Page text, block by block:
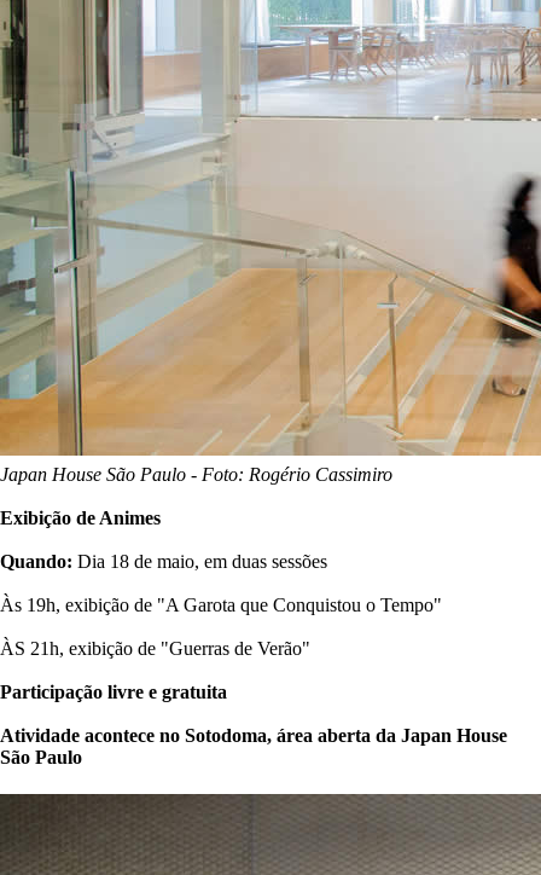
Japan House São Paulo - Foto: Rogério Cassimiro
Exibição de Animes
Quando: Dia 18 de maio, em duas sessões
Às 19h, exibição de "A Garota que Conquistou o Tempo"
ÀS 21h, exibição de "Guerras de Verão"
Participação livre e gratuita
Atividade acontece no Sotodoma, área aberta da Japan House
São Paulo